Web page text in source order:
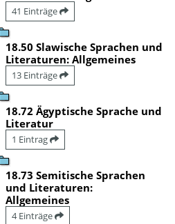
41 Einträge
18.50 Slawische Sprachen und
Literaturen: Allgemeines
13 Einträge
18.72 Ägyptische Sprache und
Literatur
1 Eintrag
18.73 Semitische Sprachen
und Literaturen:
Allgemeines
4 Einträge